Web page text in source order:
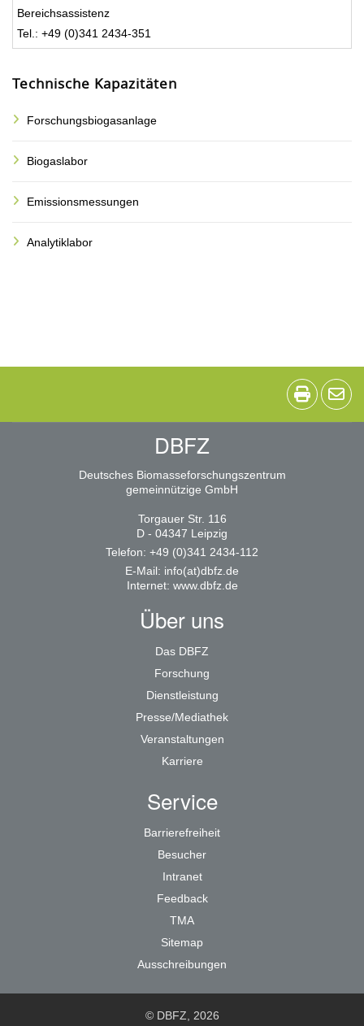
Bereichsassistenz
Tel.: +49 (0)341 2434-351
Technische Kapazitäten
Forschungsbiogasanlage
Biogaslabor
Emissionsmessungen
Analytiklabor
DBFZ
Deutsches Biomasseforschungszentrum
gemeinnützige GmbH
Torgauer Str. 116
D - 04347 Leipzig
Telefon: +49 (0)341 2434-112
E-Mail: info(at)dbfz.de
Internet: www.dbfz.de
Über uns
Das DBFZ
Forschung
Dienstleistung
Presse/Mediathek
Veranstaltungen
Karriere
Service
Barrierefreiheit
Besucher
Intranet
Feedback
TMA
Sitemap
Ausschreibungen
© DBFZ, 2026